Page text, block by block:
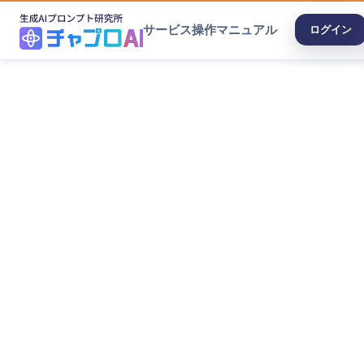
サービス操作マニュアル ログイン